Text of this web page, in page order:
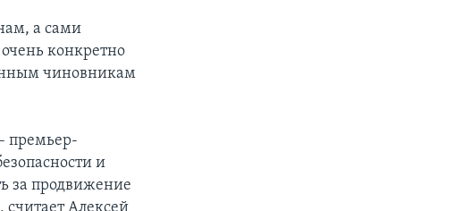
а сами
конкретно
чиновникам
премьер-
и
за продвижение